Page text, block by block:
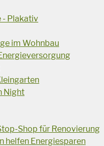
- Plakativ
im Wohnbau
Night
Shop für Renovierung
helfen Energiesparen